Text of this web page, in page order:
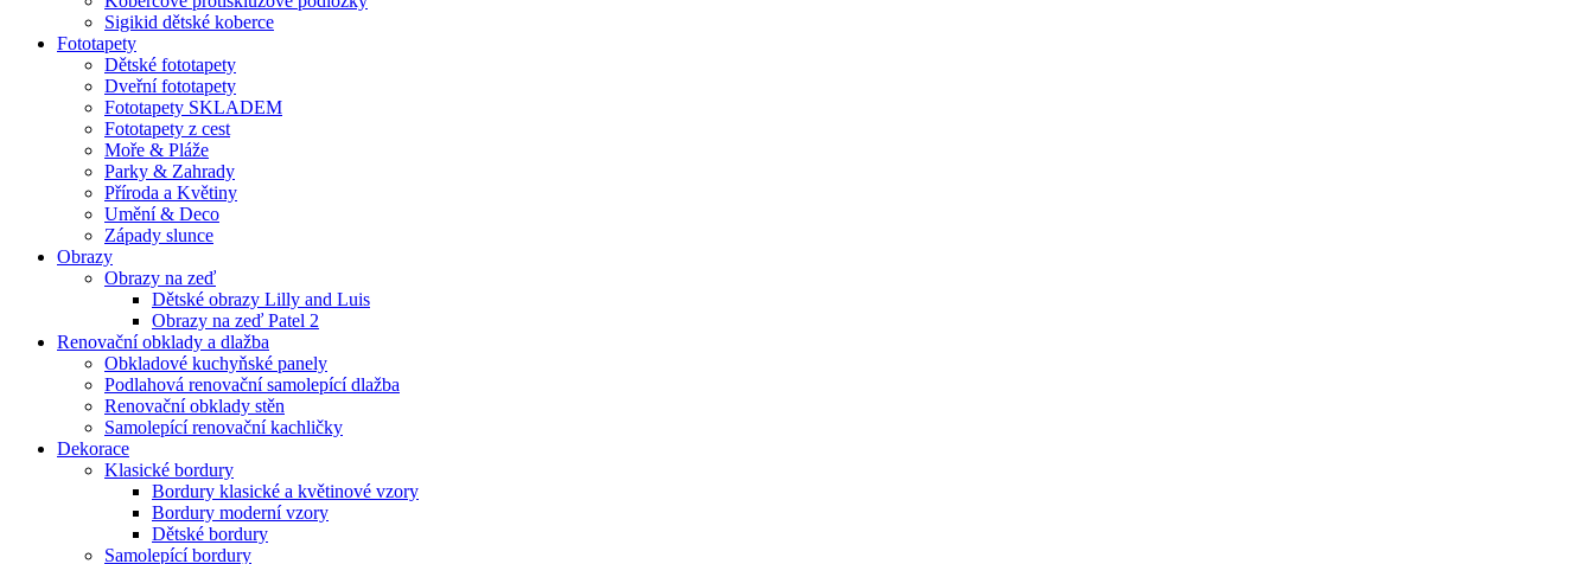
Sigikid dětské koberce
Fototapety
Dětské fototapety
Dveřní fototapety
Fototapety SKLADEM
Fototapety z cest
Moře & Pláže
Parky & Zahrady
Příroda a Květiny
Umění & Deco
Západy slunce
Obrazy
Obrazy na zeď
Dětské obrazy Lilly and Luis
Obrazy na zeď Patel 2
Renovační obklady a dlažba
Obkladové kuchyňské panely
Podlahová renovační samolepící dlažba
Renovační obklady stěn
Samolepící renovační kachličky
Dekorace
Klasické bordury
Bordury klasické a květinové vzory
Bordury moderní vzory
Dětské bordury
Samolepící bordury